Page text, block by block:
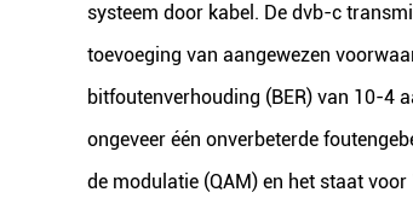
systeem door kabel. De dvb-c
toevoeging van aangewezen
bitfoutenverhouding (BER) van 10-4
ongeveer één onverbeterde
de modulatie (QAM) en het staat